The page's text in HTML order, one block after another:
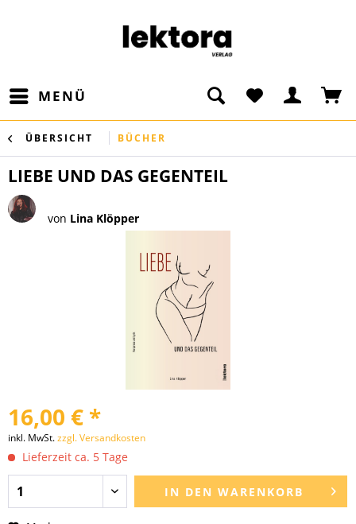
MENÜ
ÜBERSICHT BÜCHER
LIEBE UND DAS GEGENTEIL
von Lina Klöpper
16,00 € *
inkl. MwSt.zzgl. Versandkosten
Lieferzeit ca. 5 Tage
IN DEN WARENKORB